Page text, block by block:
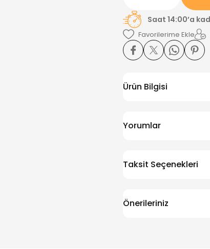
Saat 14:00’a
Ürün Bilgisi
Yorumlar
Taksit Seçenekleri
Önerileriniz